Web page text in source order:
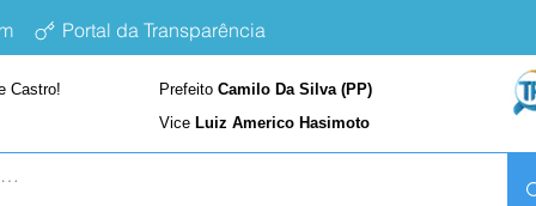
Portal da Transparência
Castro! Prefeito Camilo Da Silva (PP)
Vice Luiz Americo Hasimoto